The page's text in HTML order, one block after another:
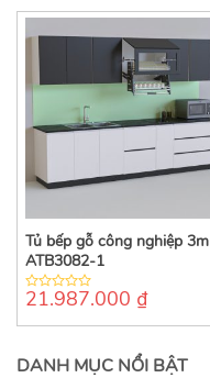
Tủ bếp gỗ công nghiệp 3m
ATB3082-1
0
of
21.987.000 ₫
DANH MỤC NỔI BẬT